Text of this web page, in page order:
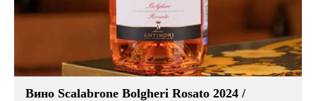
Вино Scalabrone Bolgheri Rosato 2024 /